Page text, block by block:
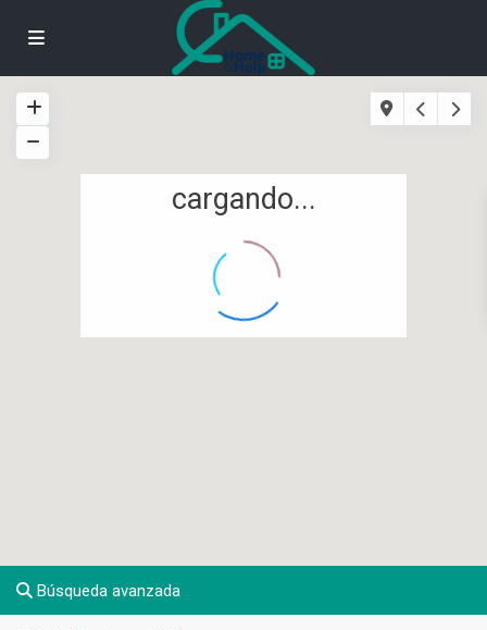
cargando...
Búsqueda avanzada